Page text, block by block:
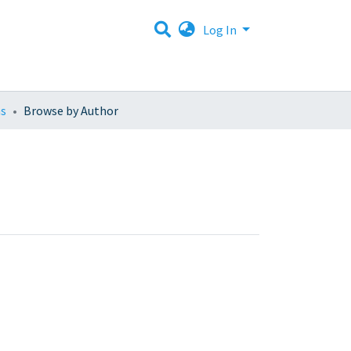
Log In
Browse by Author